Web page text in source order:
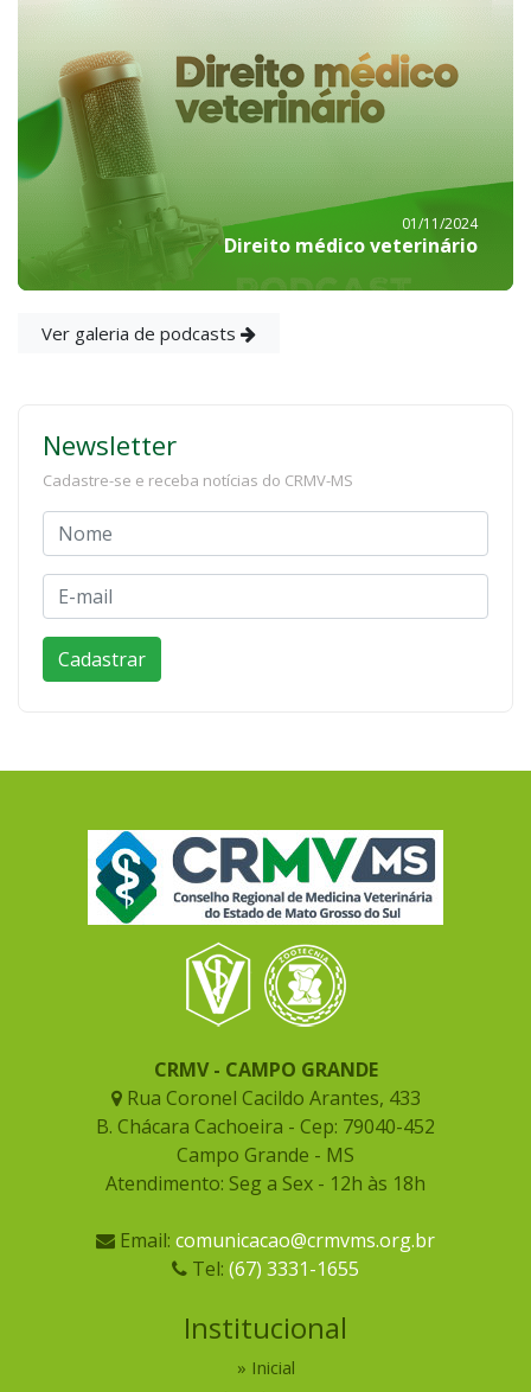
01/11/2024
Direito médico veterinário
Ver galeria de podcasts
Newsletter
Cadastre-se e receba notícias do CRMV-MS
CRMV - CAMPO GRANDE
Rua Coronel Cacildo Arantes, 433
B. Chácara Cachoeira - Cep: 79040-452
Campo Grande - MS
Atendimento: Seg a Sex - 12h às 18h
Email: comunicacao@crmvms.org.br
Tel: (67) 3331-1655
Institucional
Inicial